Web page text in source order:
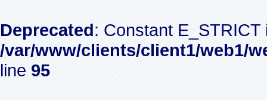
Deprecated: Constant
/var/www/clients/client1/web1/
line 95